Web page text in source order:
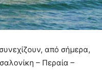
από σήμερα,
– Περαία –